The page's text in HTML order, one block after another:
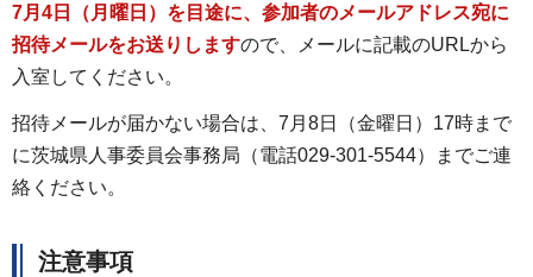
7月4日（月曜日）を目途に、参加者のメールアドレス宛に
招待メールをお送りしますので、メールに記載のURLから
入室してください。
招待メールが届かない場合は、7月8日（金曜日）17時まで
に茨城県人事委員会事務局（電話029-301-5544）までご連
絡ください。
注意事項